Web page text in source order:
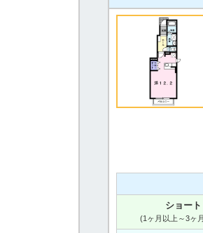
ショート
(1ヶ月以上～3ヶ